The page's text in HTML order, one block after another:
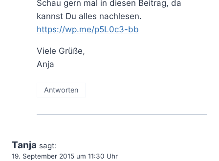
Schau gern mal in diesen Beitrag, da
kannst Du alles nachlesen.
https://wp.me/p5L0c3-bb
Viele Grüße,
Anja
Antworten
Tanja sagt:
19. September 2015 um 11:30 Uhr